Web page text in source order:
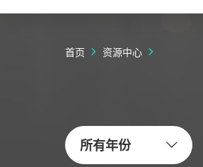
首页 资源中心
所有年份